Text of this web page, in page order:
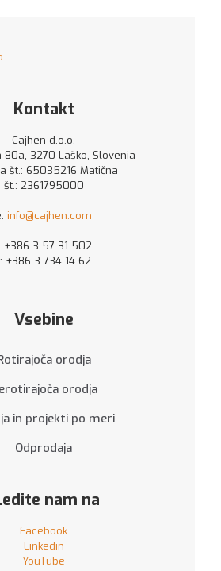
Kontakt
Cajhen d.o.o.
80a, 3270 Laško, Slovenia
št.: 65035216 Matična
št.: 2361795000
info@cajhen.com
+386 3 57 31 502
+386 3 734 14 62
Vsebine
orodja
orodja
in projekti po meri
Odprodaja
nam na
Facebook
Linkedin
YouTube